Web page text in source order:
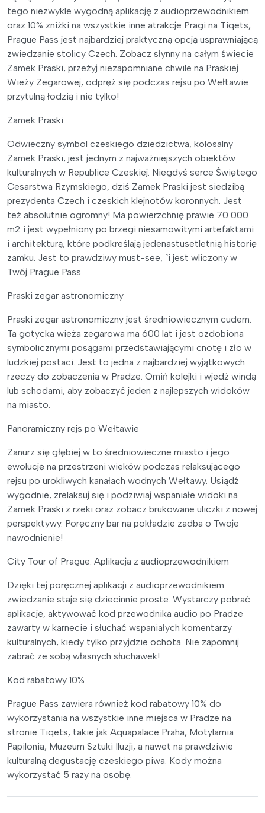
tego niezwykle wygodną aplikację z audioprzewodnikiem
oraz 10% zniżki na wszystkie inne atrakcje Pragi na Tiqets,
Prague Pass jest najbardziej praktyczną opcją usprawniającą
zwiedzanie stolicy Czech. Zobacz słynny na całym świecie
Zamek Praski, przeżyj niezapomniane chwile na Praskiej
Wieży Zegarowej, odpręż się podczas rejsu po Wełtawie
przytulną łodzią i nie tylko!
Zamek Praski
Odwieczny symbol czeskiego dziedzictwa, kolosalny
Zamek Praski, jest jednym z najważniejszych obiektów
kulturalnych w Republice Czeskiej. Niegdyś serce Świętego
Cesarstwa Rzymskiego, dziś Zamek Praski jest siedzibą
prezydenta Czech i czeskich klejnotów koronnych. Jest
też absolutnie ogromny! Ma powierzchnię prawie 70 000
m2 i jest wypełniony po brzegi niesamowitymi artefaktami
i architekturą, które podkreślają jedenastusetletnią historię
zamku. Jest to prawdziwy must-see, `i jest wliczony w
Twój Prague Pass.
Praski zegar astronomiczny
Praski zegar astronomiczny jest średniowiecznym cudem.
Ta gotycka wieża zegarowa ma 600 lat i jest ozdobiona
symbolicznymi posągami przedstawiającymi cnotę i zło w
ludzkiej postaci. Jest to jedna z najbardziej wyjątkowych
rzeczy do zobaczenia w Pradze. Omiń kolejki i wjedź windą
lub schodami, aby zobaczyć jeden z najlepszych widoków
na miasto.
Panoramiczny rejs po Wełtawie
Zanurz się głębiej w to średniowieczne miasto i jego
ewolucję na przestrzeni wieków podczas relaksującego
rejsu po urokliwych kanałach wodnych Wełtawy. Usiądź
wygodnie, zrelaksuj się i podziwiaj wspaniałe widoki na
Zamek Praski z rzeki oraz zobacz brukowane uliczki z nowej
perspektywy. Poręczny bar na pokładzie zadba o Twoje
nawodnienie!
City Tour of Prague: Aplikacja z audioprzewodnikiem
Dzięki tej poręcznej aplikacji z audioprzewodnikiem
zwiedzanie staje się dziecinnie proste. Wystarczy pobrać
aplikację, aktywować kod przewodnika audio po Pradze
zawarty w karnecie i słuchać wspaniałych komentarzy
kulturalnych, kiedy tylko przyjdzie ochota. Nie zapomnij
zabrać ze sobą własnych słuchawek!
Kod rabatowy 10%
Prague Pass zawiera również kod rabatowy 10% do
wykorzystania na wszystkie inne miejsca w Pradze na
stronie Tiqets, takie jak Aquapalace Praha, Motylarnia
Papilonia, Muzeum Sztuki Iluzji, a nawet na prawdziwie
kulturalną degustację czeskiego piwa. Kody można
wykorzystać 5 razy na osobę.